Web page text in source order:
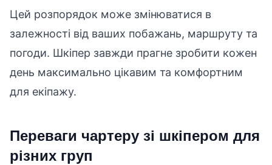
Цей розпорядок може змінюватися в
залежності від ваших побажань, маршруту та
погоди. Шкіпер завжди прагне зробити кожен
день максимально цікавим та комфортним
для екіпажу.
Переваги чартеру зі шкіпером для
різних груп